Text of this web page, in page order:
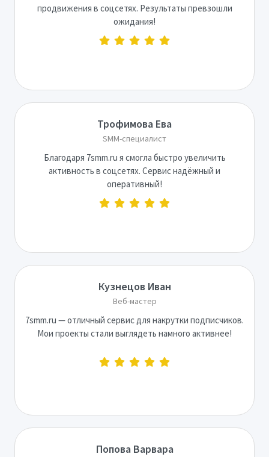
продвижения в соцсетях. Результаты превзошли
ожидания!
Трофимова Ева
SMM-специалист
Благодаря 7smm.ru я смогла быстро увеличить
активность в соцсетях. Сервис надёжный и
оперативный!
Кузнецов Иван
Веб-мастер
7smm.ru — отличный сервис для накрутки подписчиков.
Мои проекты стали выглядеть намного активнее!
Попова Варвара